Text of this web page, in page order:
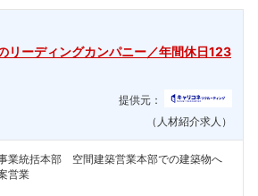
リーディングカンパニー／年間休日123
提供元：
（人材紹介求人）
業統括本部 空間建築営業本部での建築物へ
営業